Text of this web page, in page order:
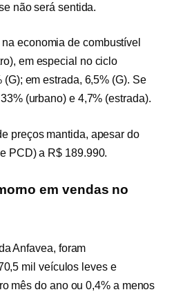
não será sentida.
economia de combustível
em especial no ciclo
em estrada, 6,5% (G). Se
(urbano) e 4,7% (estrada).
preços mantida, apesar do
PCD) a R$ 189.990.
em vendas no
Anfavea, foram
mil veículos leves e
mês do ano ou 0,4% a menos